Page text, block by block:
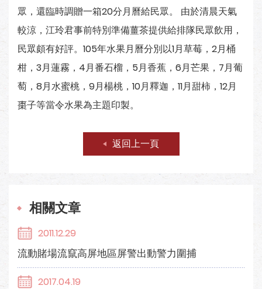
眾，還臨時調贈一箱20分月曆給民眾。 由於清晨天氣
較涼，江玲君事前特別準備薑茶提供給排隊民眾飲用，
民眾頗有好評。105年水果月曆分別以1月草莓，2月桶
柑，3月蓮霧，4月番石榴，5月香蕉，6月芒果，7月葡
萄，8月水蜜桃，9月楊桃，10月釋迦，11月甜柿，12月
棗子等當令水果為主題印製。
返回上一頁
相關文章
2011.12.29
流動賭場流竄高屏地區屏警出動警力圍捕
2017.04.19